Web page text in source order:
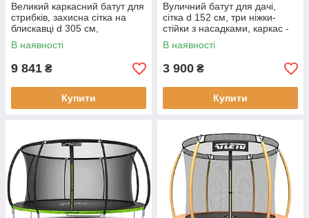
Великий каркасний батут для
стрибків, захисна сітка на
блискавці d 305 см,
максимальне навантаження
150 кг, зелений
В наявності
9 841 ₴
Купити
Вуличний батут для дачі,
сітка d 152 см, три ніжки-
стійки з насадками, каркас -
оцинкована сталь, жовтий
В наявності
3 900 ₴
Купити